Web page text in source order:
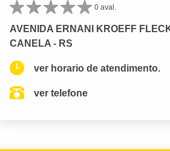
0 aval.
AVENIDA ERNANI KROEFF
CANELA - RS
ver horario de atendimento.
ver telefone